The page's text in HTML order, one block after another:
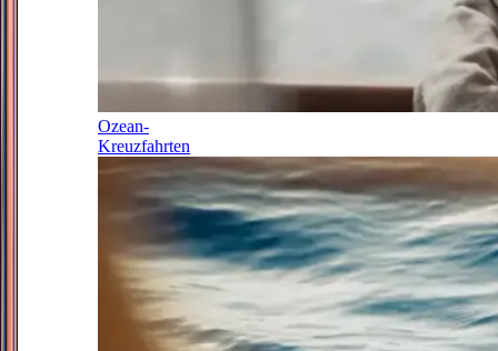
Ozean-
Kreuzfahrten